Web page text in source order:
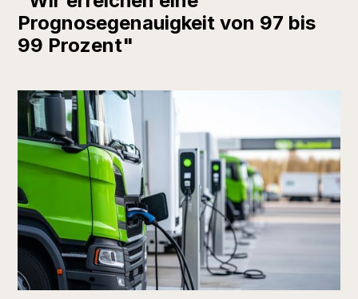
Prognosegenauigkeit von 97 bis
99 Prozent"